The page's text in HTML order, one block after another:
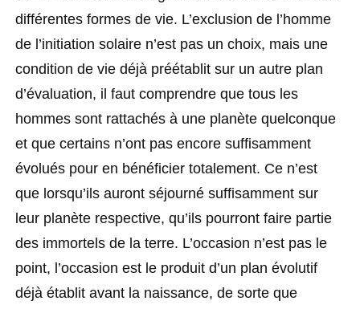
différentes formes de vie. L’exclusion de l’homme
de l’initiation solaire n’est pas un choix, mais une
condition de vie déjà préétablit sur un autre plan
d’évaluation, il faut comprendre que tous les
hommes sont rattachés à une planète quelconque
et que certains n’ont pas encore suffisamment
évolués pour en bénéficier totalement. Ce n’est
que lorsqu’ils auront séjourné suffisamment sur
leur planète respective, qu’ils pourront faire partie
des immortels de la terre. L’occasion n’est pas le
point, l’occasion est le produit d’un plan évolutif
déjà établit avant la naissance, de sorte que